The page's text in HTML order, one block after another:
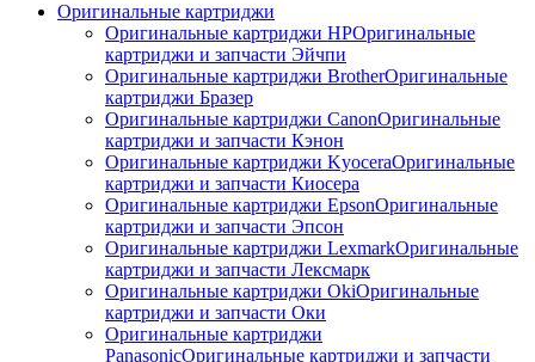
Оригинальные картриджи
Оригинальные картриджи HPОригинальные
картриджи и запчасти Эйчпи
Оригинальные картриджи BrotherОригинальные
картриджи Бразер
Оригинальные картриджи CanonОригинальные
картриджи и запчасти Кэнон
Оригинальные картриджи KyoceraОригинальные
картриджи и запчасти Киосера
Оригинальные картриджи EpsonОригинальные
картриджи и запчасти Эпсон
Оригинальные картриджи LexmarkОригинальные
картриджи и запчасти Лексмарк
Оригинальные картриджи ОkiОригинальные
картриджи и запчасти Оки
Оригинальные картриджи
PanasonicОригинальные картриджи и запчасти